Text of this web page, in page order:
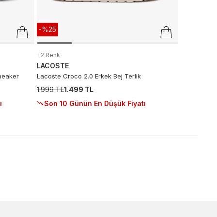
-%25
+2 Renk
LACOSTE
Lacoste Croco 2.0 Erkek Bej Terlik
1.999 TL1.499 TL
Son 10 Günün En Düşük Fiyatı